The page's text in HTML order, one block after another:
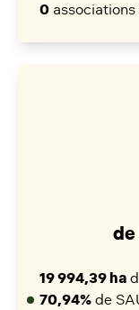
0
19 994,39 ha
70,94% de